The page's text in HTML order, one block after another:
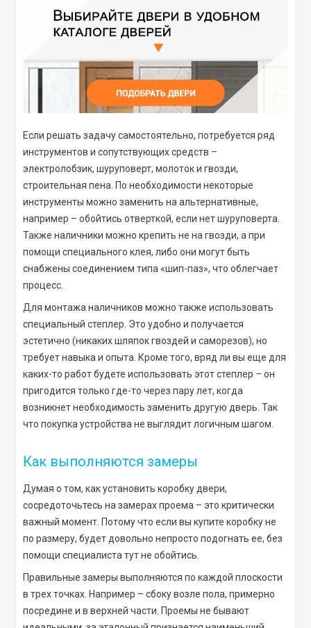
Если решать задачу самостоятельно, потребуется ряд
инструментов и сопутствующих средств –
электролобзик, шуруповерт, молоток и гвозди,
строительная пена. По необходимости некоторые
инструменты можно заменить на альтернативные,
например – обойтись отверткой, если нет шуруповерта.
Также наличники можно крепить не на гвозди, а при
помощи специального клея, либо они могут быть
снабжены соединением типа «шип-паз», что облегчает
процесс.
Для монтажа наличников можно также использовать
специальный степлер. Это удобно и получается
эстетично (никаких шляпок гвоздей и саморезов), но
требует навыка и опыта. Кроме того, вряд ли вы еще для
каких-то работ будете использовать этот степлер – он
пригодится только где-то через пару лет, когда
возникнет необходимость заменить другую дверь. Так
что покупка устройства не выглядит логичным шагом.
Как выполняются замеры
Думая о том, как установить коробку двери,
сосредоточьтесь на замерах проема – это критически
важный момент. Потому что если вы купите коробку не
по размеру, будет довольно непросто подогнать ее, без
помощи специалиста тут не обойтись.
Правильные замеры выполняются по каждой плоскости
в трех точках. Например – сбоку возле пола, примерно
посредине и в верхней части. Проемы не бывают